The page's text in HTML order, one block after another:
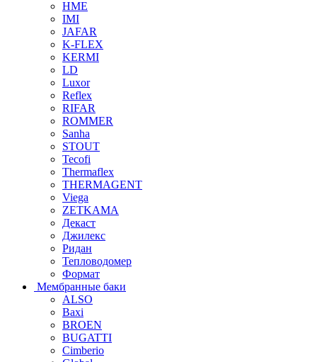
HME
IMI
JAFAR
K-FLEX
KERMI
LD
Luxor
Reflex
RIFAR
ROMMER
Sanha
STOUT
Tecofi
Thermaflex
THERMAGENT
Viega
ZETKAMA
Декаст
Джилекс
Ридан
Тепловодомер
Формат
Мембранные баки
ALSO
Baxi
BROEN
BUGATTI
Cimberio